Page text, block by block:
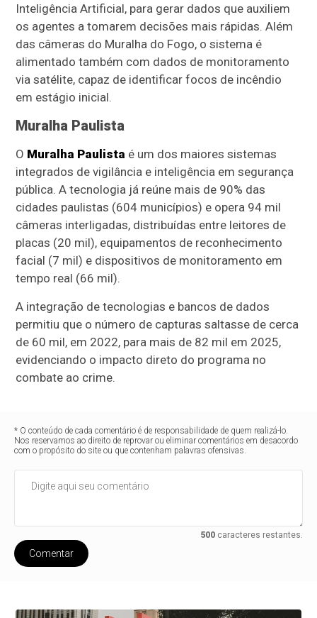
Inteligência Artificial, para gerar dados que auxiliem
os agentes a tomarem decisões mais rápidas. Além
das câmeras do Muralha do Fogo, o sistema é
alimentado também com dados de monitoramento
via satélite, capaz de identificar focos de incêndio
em estágio inicial.
Muralha Paulista
O Muralha Paulista é um dos maiores sistemas
integrados de vigilância e inteligência em segurança
pública. A tecnologia já reúne mais de 90% das
cidades paulistas (604 municípios) e opera 94 mil
câmeras interligadas, distribuídas entre leitores de
placas (20 mil), equipamentos de reconhecimento
facial (7 mil) e dispositivos de monitoramento em
tempo real (66 mil).
A integração de tecnologias e bancos de dados
permitiu que o número de capturas saltasse de cerca
de 60 mil, em 2022, para mais de 82 mil em 2025,
evidenciando o impacto direto do programa no
combate ao crime.
* O conteúdo de cada comentário é de responsabilidade de quem realizá-lo.
Nos reservamos ao direito de reprovar ou eliminar comentários em desacordo
com o propósito do site ou que contenham palavras ofensivas.
500caracteres restantes.
Comentar